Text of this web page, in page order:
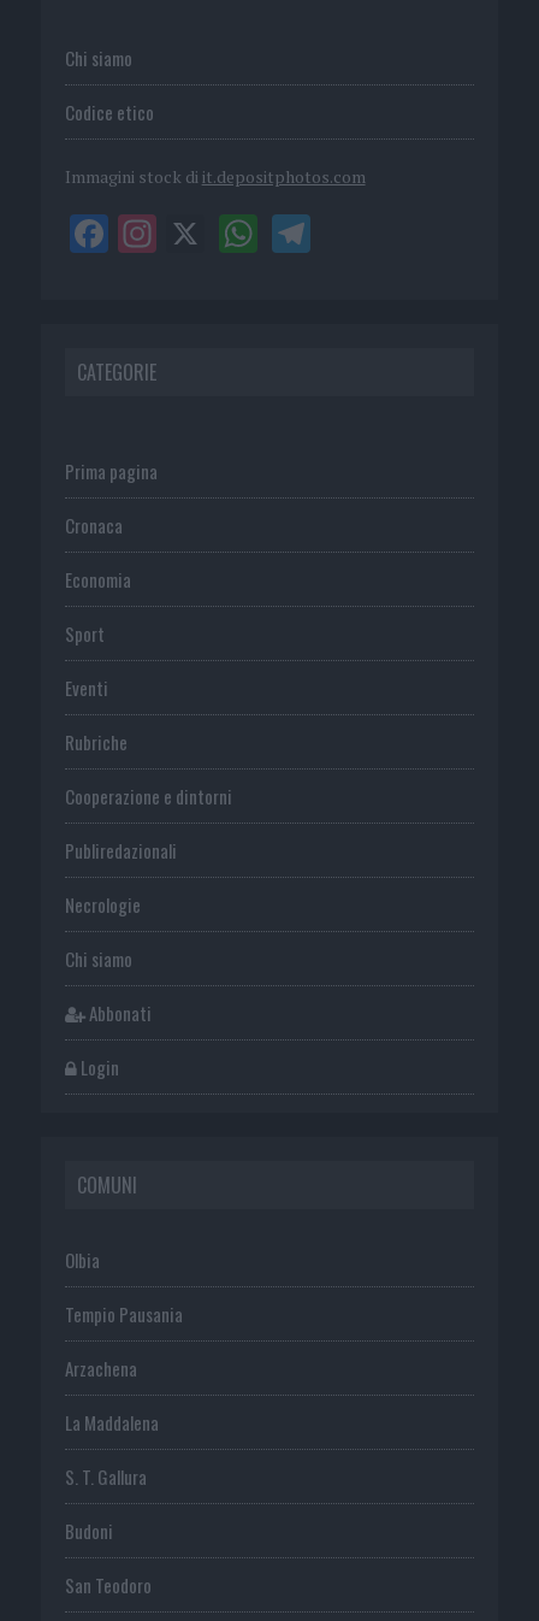
Chi siamo
Codice etico
Immagini stock di it.depositphotos.com
CATEGORIE
Prima pagina
Cronaca
Economia
Sport
Eventi
Rubriche
Cooperazione e dintorni
Publiredazionali
Necrologie
Chi siamo
Abbonati
Login
COMUNI
Olbia
Tempio Pausania
Arzachena
La Maddalena
S. T. Gallura
Budoni
San Teodoro